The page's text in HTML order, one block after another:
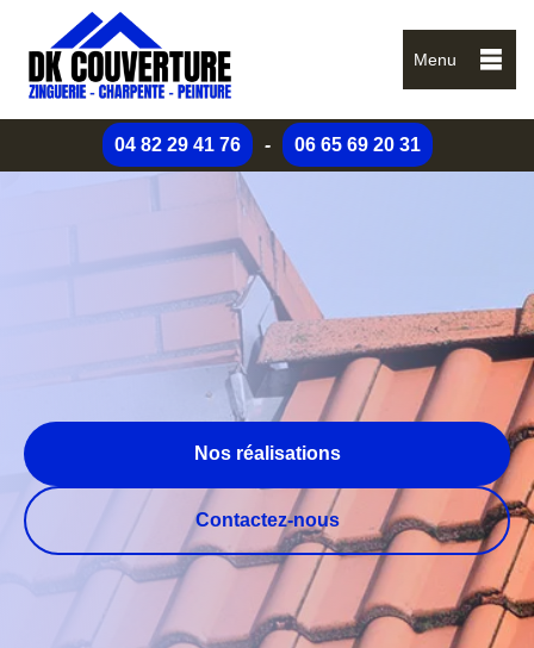
Menu
04 82 29 41 76 - 06 65 69 20 31
Nos réalisations
Contactez-nous